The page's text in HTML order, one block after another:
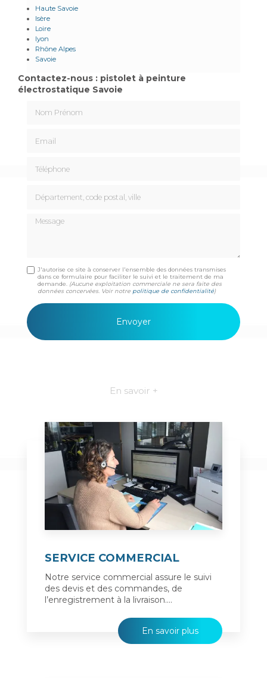
Haute Savoie
Isère
Loire
lyon
Rhône Alpes
Savoie
Contactez-nous : pistolet à peinture
électrostatique Savoie
Message
J'autorise ce site à conserver l'ensemble des données transmises
dans ce formulaire pour faciliter le suivi et le traitement de ma
demande. (Aucune exploitation commerciale ne sera faite des
données concervées. Voir notre politique de confidentialité)
En savoir +
SERVICE COMMERCIAL
Notre service commercial assure le suivi
des devis et des commandes, de
l’enregistrement à la livraison....
En savoir plus